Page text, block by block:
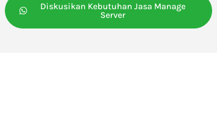
Diskusikan Kebutuhan Jasa Manage
Server